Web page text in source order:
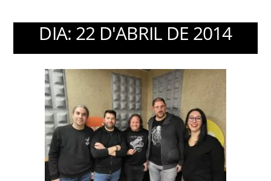
DIA: 22 D'ABRIL DE 2014